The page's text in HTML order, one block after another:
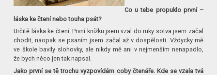
Co u tebe propuklo první –
láska ke čtení nebo touha psát?
Určitě láska ke čtení. První knížku jsem vzal do ruky sotva jsem začal
chodit, naopak se psaním jsem začal až v dospělosti. Vždycky mě
ve škole bavily slohovky, ale nikdy mě ani v nejmenším nenapadlo,
že bych něco jen tak napsal.
Jako první se tě trochu vyzpovídám coby čtenáře. Kde se vzala tvá